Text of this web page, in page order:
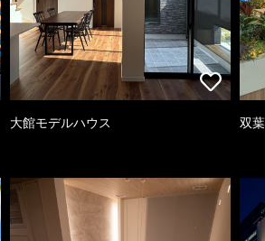
大館モデルハウス 双